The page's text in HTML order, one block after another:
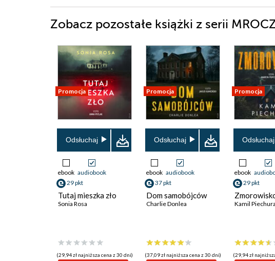
Zobacz pozostałe książki z serii
Promocja
Odsłuchaj
ebook audiobook
29 pkt
Tutaj mieszka zło
Sonia Rosa
(29,94 zł najniższa cena z 30 dni)
Promocja
Odsłuchaj
ebook audiobook
37 pkt
Dom samobójców
Charlie Donlea
(37,09 zł najniższa cena z 30 dni)
Promocja
Odsłuchaj
ebook
29 pkt
Kamil Piechura
(29,94 zł